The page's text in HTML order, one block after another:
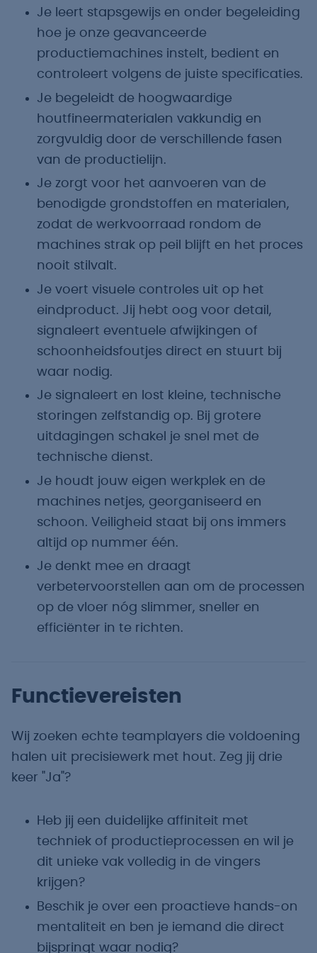
Je leert stapsgewijs en onder begeleiding
hoe je onze geavanceerde
productiemachines instelt, bedient en
controleert volgens de juiste specificaties.
Je begeleidt de hoogwaardige
houtfineermaterialen vakkundig en
zorgvuldig door de verschillende fasen
van de productielijn.
Je zorgt voor het aanvoeren van de
benodigde grondstoffen en materialen,
zodat de werkvoorraad rondom de
machines strak op peil blijft en het proces
nooit stilvalt.
Je voert visuele controles uit op het
eindproduct. Jij hebt oog voor detail,
signaleert eventuele afwijkingen of
schoonheidsfoutjes direct en stuurt bij
waar nodig.
Je signaleert en lost kleine, technische
storingen zelfstandig op. Bij grotere
uitdagingen schakel je snel met de
technische dienst.
Je houdt jouw eigen werkplek en de
machines netjes, georganiseerd en
schoon. Veiligheid staat bij ons immers
altijd op nummer één.
Je denkt mee en draagt
verbetervoorstellen aan om de processen
op de vloer nóg slimmer, sneller en
efficiënter in te richten.
Functievereisten
Wij zoeken echte teamplayers die voldoening
halen uit precisiewerk met hout. Zeg jij drie
keer "Ja"?
Heb jij een duidelijke affiniteit met
techniek of productieprocessen en wil je
dit unieke vak volledig in de vingers
krijgen?
Beschik je over een proactieve hands-on
mentaliteit en ben je iemand die direct
bijspringt waar nodig?